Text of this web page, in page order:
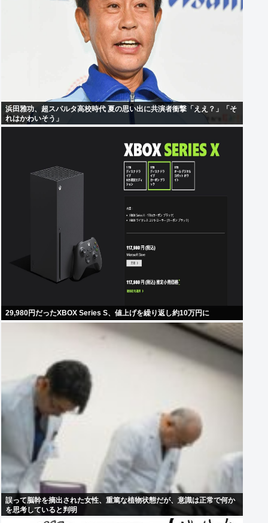
浜田雅功、超スパルタ高校時代 夏の思い出に共演者衝撃「ええ？」「そ
れはかわいそう」
29,980円だったXBOX Series S、値上げを繰り返し約10万円に
誤って脳幹を摘出された女性、重篤な植物状態だが、意識は正常で何か
を思考していると判明